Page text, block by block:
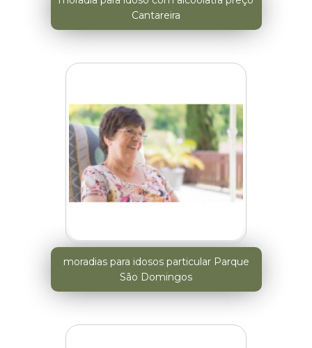
Cantareira
moradias para idosos particular Parque
São Domingos